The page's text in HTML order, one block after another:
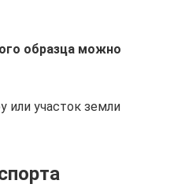
образца можно
или участок земли